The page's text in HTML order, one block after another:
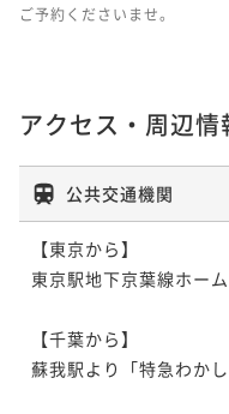
ご予約くださいませ。
アクセス・周辺情
公共交通機関
【東京から】
東京駅地下京葉線ホー
【千葉から】
蘇我駅より「特急わか